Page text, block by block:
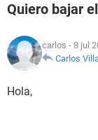
Quiero bajar
carlos - 8 jul
Carlos
Hola,